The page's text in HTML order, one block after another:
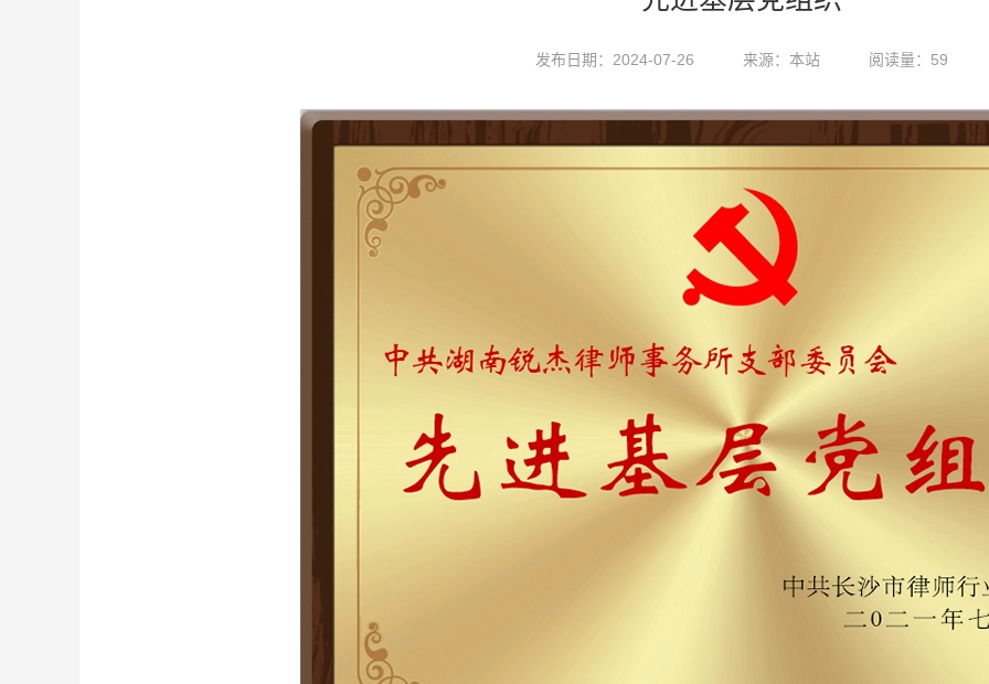
发布日期：2024-07-26 来源：本站 阅读量：59